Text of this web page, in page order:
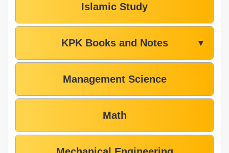
Islamic Study
KPK Books and Notes ▼
Management Science
Math